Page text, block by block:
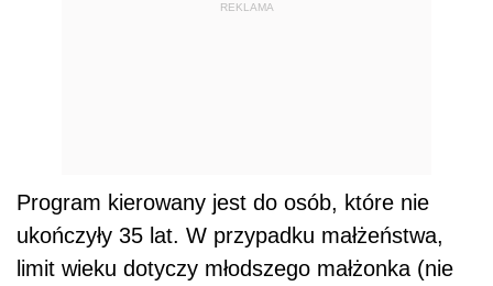
REKLAMA
Program kierowany jest do osób, które nie
ukończyły 35 lat. W przypadku małżeństwa,
limit wieku dotyczy młodszego małżonka (nie